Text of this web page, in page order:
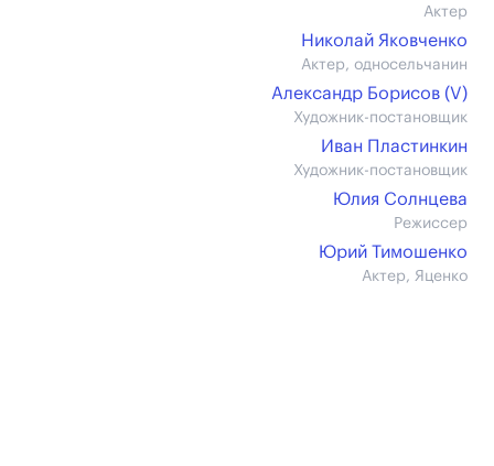
Актер
Николай Яковченко
Актер, односельчанин
Александр Борисов (V)
Художник-постановщик
Иван Пластинкин
Художник-постановщик
Юлия Солнцева
Режиссер
Юрий Тимошенко
Актер, Яценко